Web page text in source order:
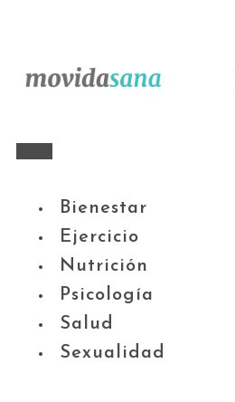
Bienestar
Ejercicio
Nutrición
Psicología
Salud
Sexualidad